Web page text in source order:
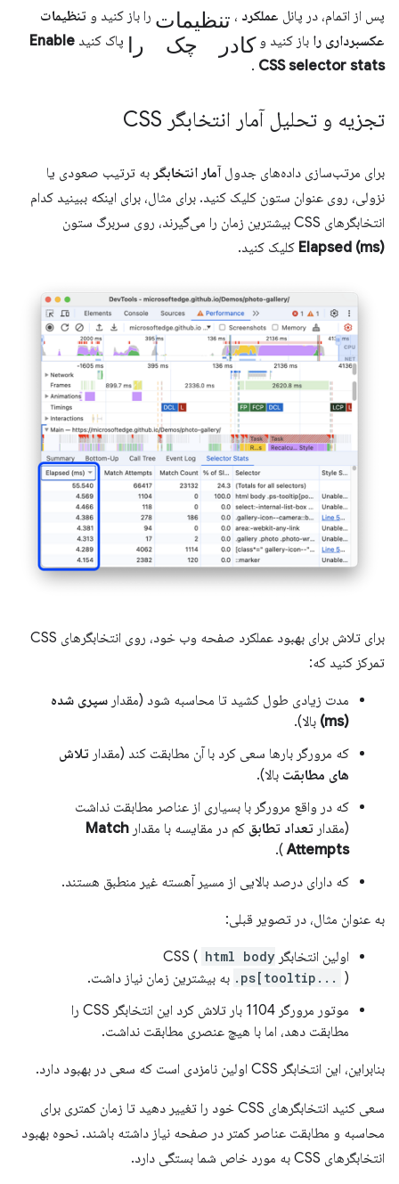
پس از اتمام، در پانل عملکرد ، تنظیمات را باز کنید و تنظیمات
عکسبرداری را باز کنید وکادر چک را پاک کنید Enable
CSS selector stats
.
تجزیه و تحلیل آمار انتخابگر CSS
برای مرتب‌سازی داده‌های جدول آمار انتخابگر به ترتیب صعودی یا
نزولی، روی عنوان ستون کلیک کنید. برای مثال، برای اینکه ببینید کدام
انتخابگرهای CSS بیشترین زمان را می‌گیرند، روی سربرگ ستون
Elapsed (ms) کلیک کنید.
برای تلاش برای بهبود عملکرد صفحه وب خود، روی انتخابگرهای CSS
تمرکز کنید که:
مدت زیادی طول کشید تا محاسبه شود (مقدار سپری شده
(ms)
بالا).
که مرورگر بارها سعی کرد با آن مطابقت کند (مقدار تلاش
های مطابقت بالا).
که در واقع مرورگر با بسیاری از عناصر مطابقت نداشت
(مقدار تعداد تطابق کم در مقایسه با مقدار Match
Attempts
).
که دارای درصد بالایی از مسیر آهسته غیر منطبق هستند.
به عنوان مثال، در تصویر قبلی:
اولین انتخابگر CSS ( html body
.ps[tooltip...
) به بیشترین زمان نیاز داشت.
موتور مرورگر 1104 بار تلاش کرد این انتخابگر CSS را
مطابقت دهد، اما با هیچ عنصری مطابقت نداشت.
بنابراین، این انتخابگر CSS اولین نامزدی است که سعی در بهبود دارد.
سعی کنید انتخابگرهای CSS خود را تغییر دهید تا زمان کمتری برای
محاسبه و مطابقت عناصر کمتر در صفحه نیاز داشته باشند. نحوه بهبود
انتخابگرهای CSS به مورد خاص شما بستگی دارد.